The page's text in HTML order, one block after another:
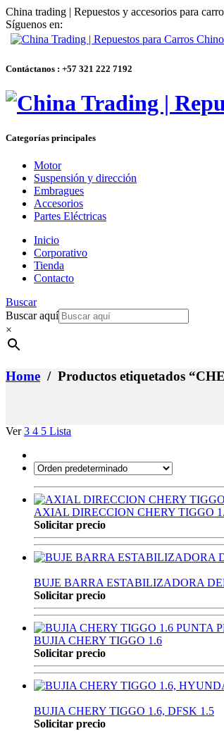
China trading | Repuestos y accesorios para
Síguenos en:
Contáctanos : +57 321 222 7192
Categorías principales
Motor
Suspensión y dirección
Embragues
Accesorios
Partes Eléctricas
Inicio
Corporativo
Tienda
Contacto
Buscar
Buscar aquí
×
Home / Productos etiquetados
Ver3 4 5 Lista
AXIAL DIRECCION CHERY TIGGO
Solicitar precio
BUJE BARRA ESTABILIZADORA
Solicitar precio
BUJIA CHERY TIGGO 1.6
Solicitar precio
BUJIA CHERY TIGGO 1.6, DFSK 1.5
Solicitar precio